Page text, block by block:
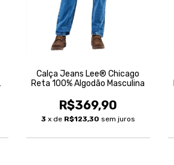
Calça Jeans Lee® Chicago
Reta 100% Algodão Masculina
R$369,90
3 x de R$123,30 sem juros